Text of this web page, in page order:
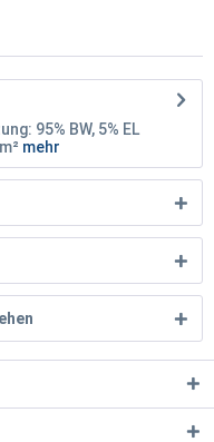
95% BW, 5% EL
mehr